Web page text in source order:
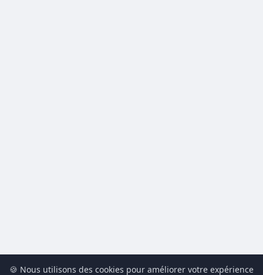
🍪 Nous utilisons des cookies pour améliorer votre expérience